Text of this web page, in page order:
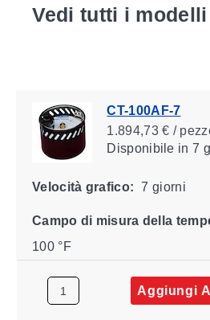
Vedi tutti i modelli
CT-100AF-7
1.894,73 € /
Disponibile in 7
Velocità grafico: 7 giorni
Campo di misura della
100 °F
Aggiungi